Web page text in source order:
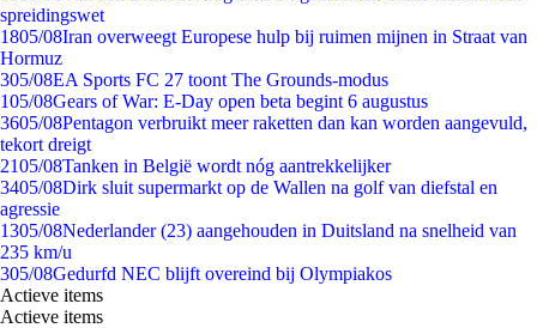
spreidingswet
1805/08Iran overweegt Europese hulp bij ruimen mijnen in Straat van
Hormuz
305/08EA Sports FC 27 toont The Grounds-modus
105/08Gears of War: E-Day open beta begint 6 augustus
3605/08Pentagon verbruikt meer raketten dan kan worden aangevuld,
tekort dreigt
2105/08Tanken in België wordt nóg aantrekkelijker
3405/08Dirk sluit supermarkt op de Wallen na golf van diefstal en
agressie
1305/08Nederlander (23) aangehouden in Duitsland na snelheid van
235 km/u
305/08Gedurfd NEC blijft overeind bij Olympiakos
Actieve items
Actieve items